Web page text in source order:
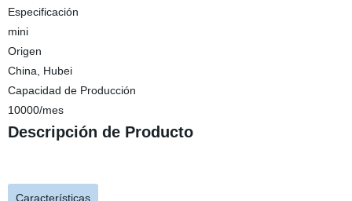
Especificación
mini
Origen
China, Hubei
Capacidad de Producción
10000/mes
Descripción de Producto
Características